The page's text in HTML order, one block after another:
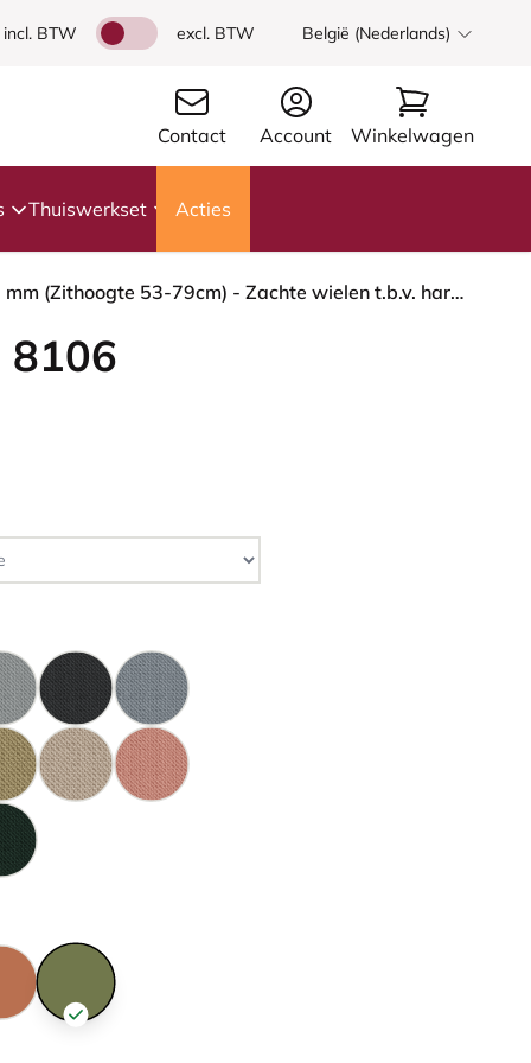
incl. BTW excl. BTW België (Nederlands)
Contact Account Winkelwagen
Thuiswerkset Acties
HÅG Capisco 8106 - Select (Gabriel) - Wol / Polyamide - SC67098 - Glacier blue - Moss Grey - 265 mm (Zithoogte 53-79cm) - Zachte wielen t.b.v. harde vloeren
8106